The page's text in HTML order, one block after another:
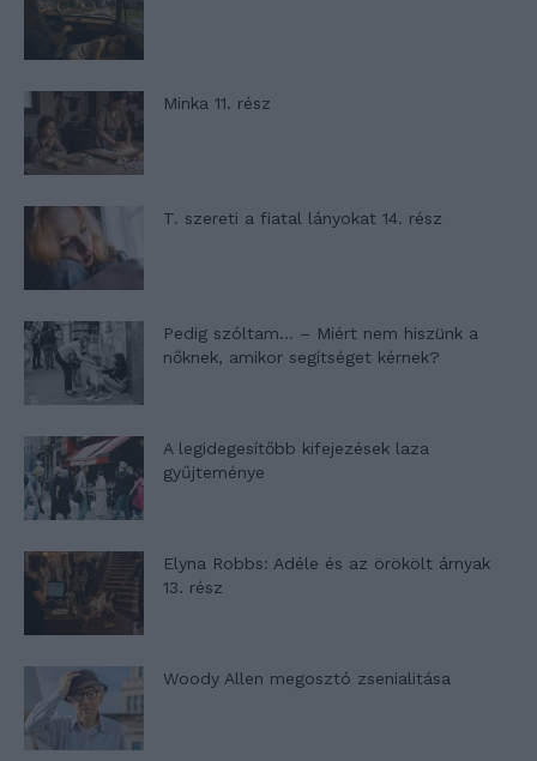
Minka 11. rész
T. szereti a fiatal lányokat 14. rész
Pedig szóltam… – Miért nem hiszünk a
nőknek, amikor segítséget kérnek?
A legidegesítőbb kifejezések laza
gyűjteménye
Elyna Robbs: Adéle és az örökölt árnyak
13. rész
Woody Allen megosztó zsenialitása